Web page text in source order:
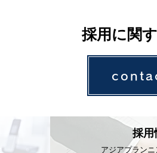
採用に関
採用
アジアプラン